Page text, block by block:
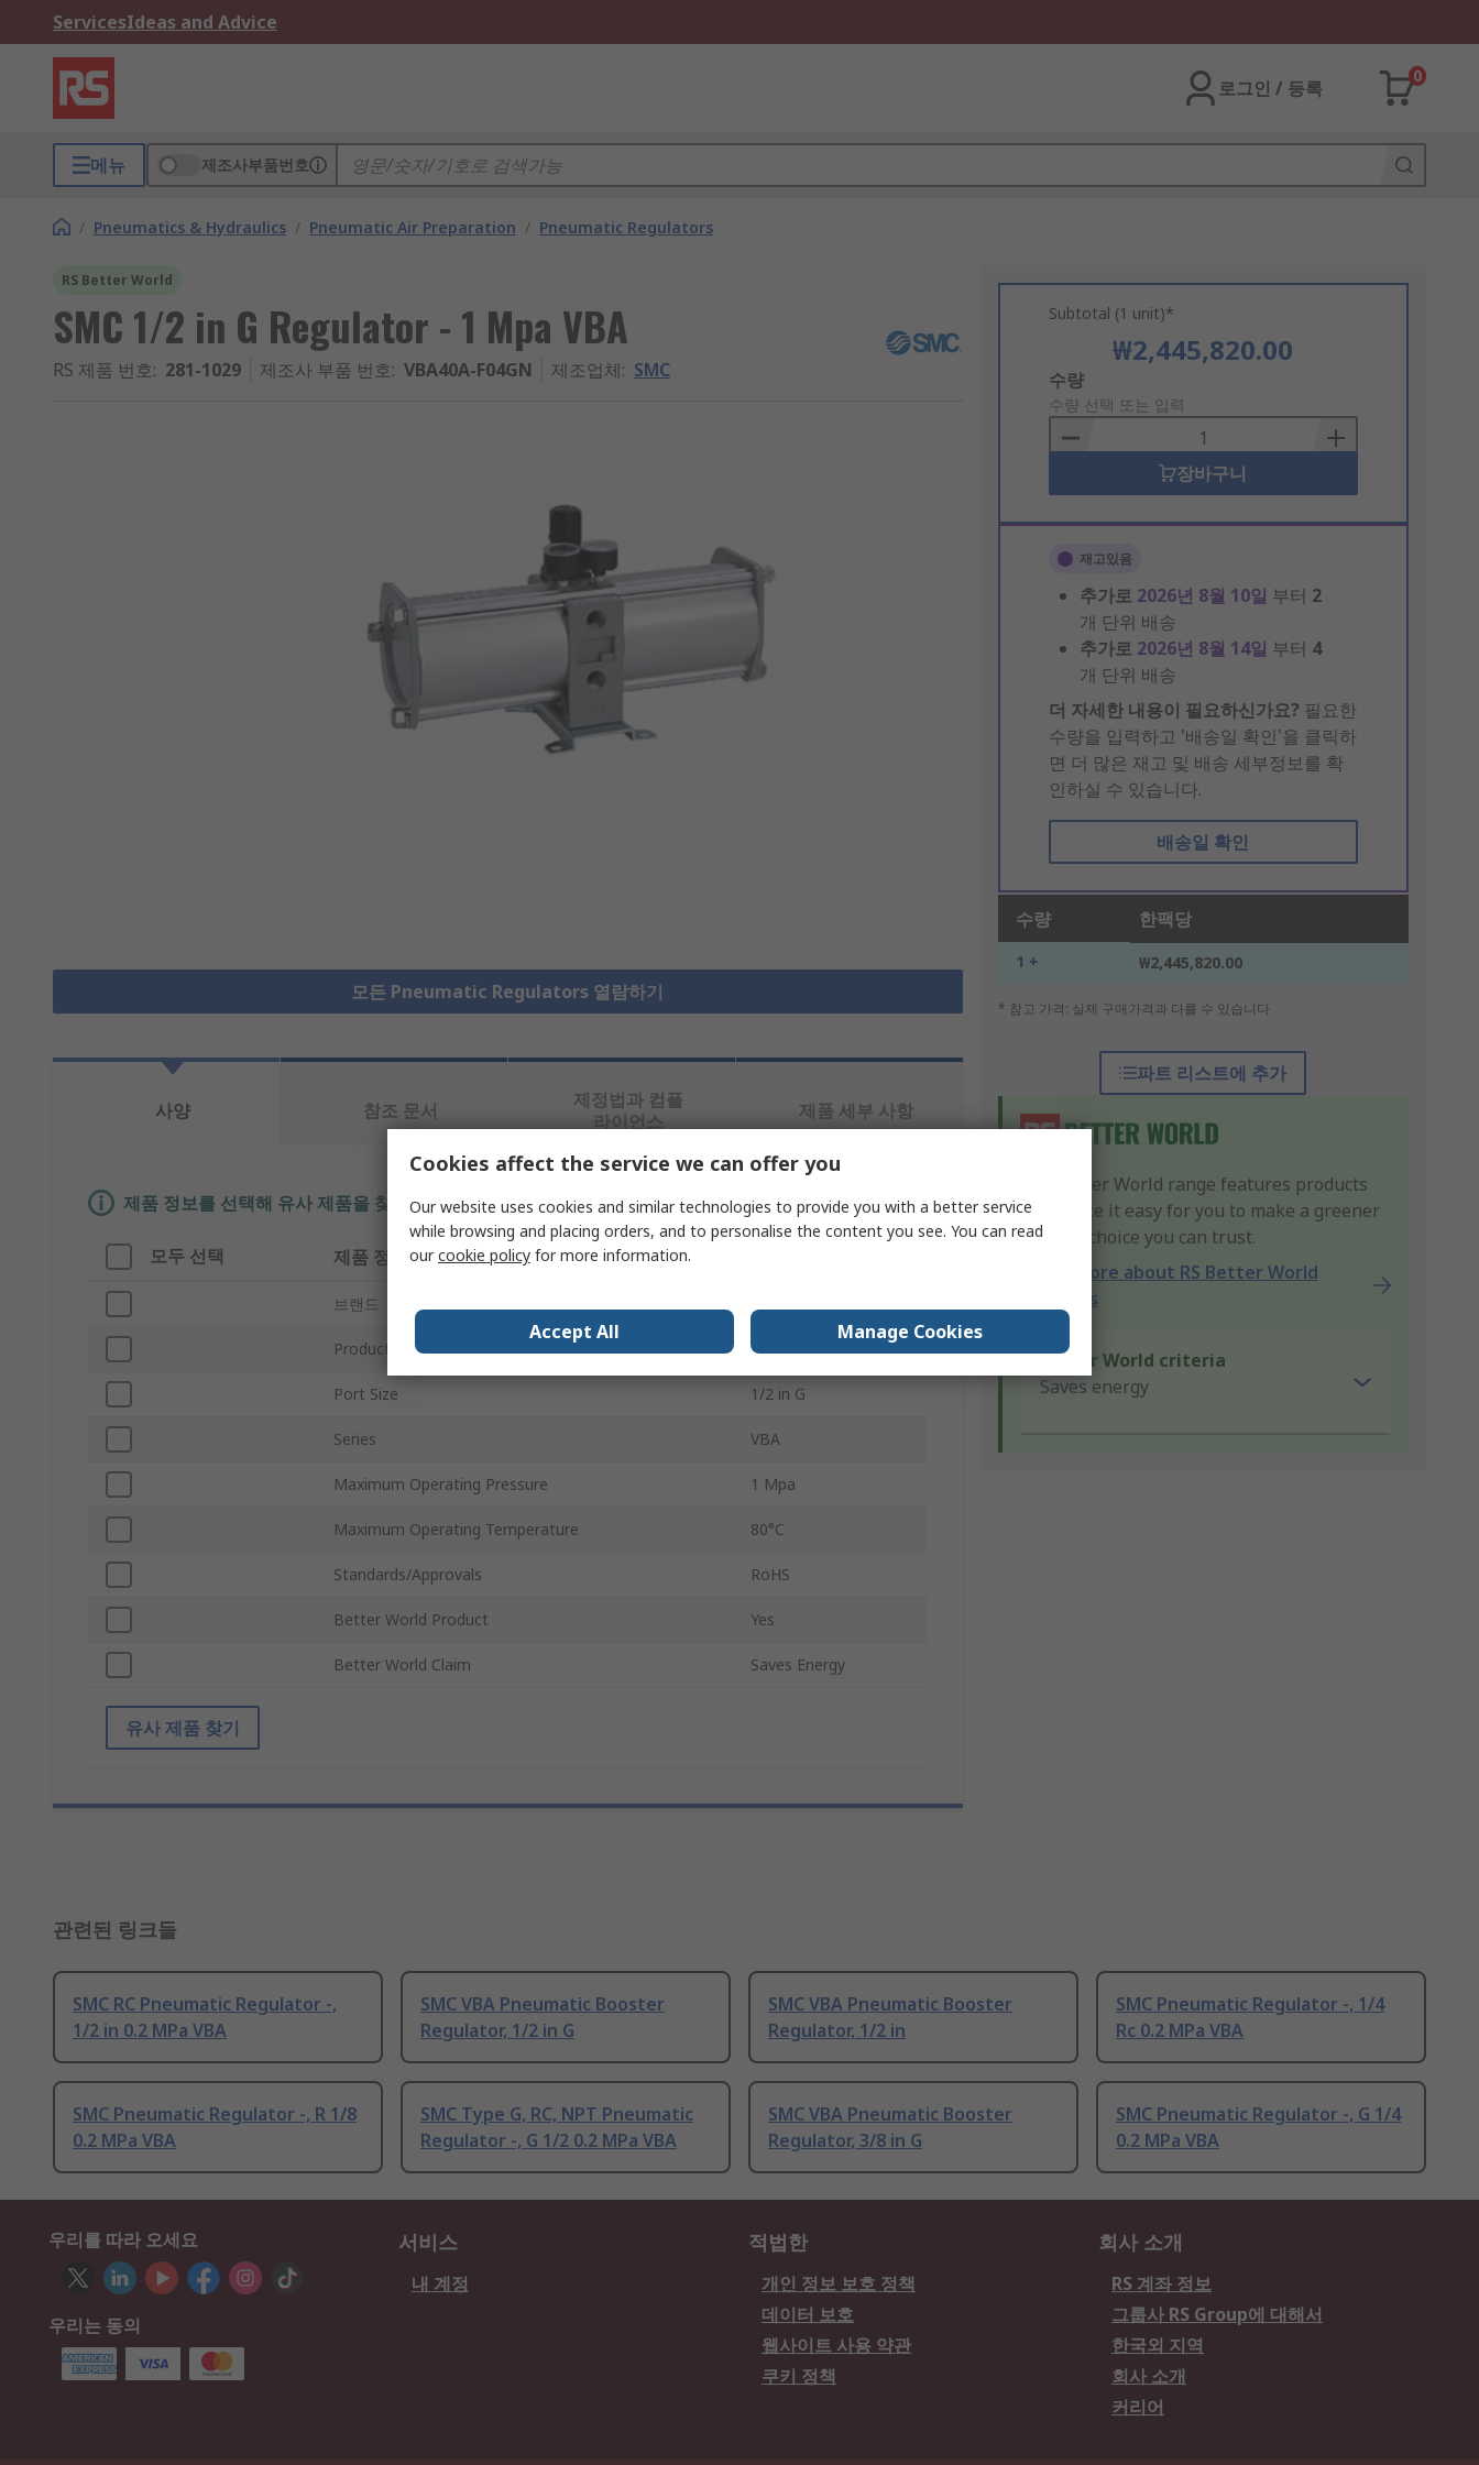
ServicesIdeas and Advice
로그인 / 등록
0
메뉴 제조사부품번호
/ Pneumatics & Hydraulics / Pneumatic Air Preparation / Pneumatic Regulators
RS Better World
SMC 1/2 in G Regulator - 1 Mpa VBA
RS 제품 번호: 281-1029 제조사 부품 번호: VBA40A-F04GN 제조업체: SMC
모든 Pneumatic Regulators 열람하기
Subtotal (1 unit)*
₩2,445,820.00
Add
to
Basket
수량
수량 선택 또는 입력
장바구니
재고있음
추가로 2026년 8월 10일 부터 2
개 단위 배송
추가로 2026년 8월 14일 부터 4
개 단위 배송
더 자세한 내용이 필요하신가요? 필요한
수량을 입력하고 '배송일 확인'을 클릭하
면 더 많은 재고 및 배송 세부정보를 확
인하실 수 있습니다.
배송일 확인
수량 한팩당
1 + ₩2,445,820.00
* 참고 가격: 실제 구매가격과 다를 수 있습니다
파트 리스트에 추가
Our Better World range features products
that make it easy for you to make a greener
product choice you can trust.
Learn more about RS Better World
products
Better World criteria
Saves energy
사양 참조 문서
제정법과 컴플
라이언스
제품 세부 사항
제품 정보를 선택해 유사 제품을 찾기
모두 선택 제품 정보
브랜드
Product Type Regulator
Port Size 1/2 in G
Series VBA
Maximum Operating Pressure 1 Mpa
Maximum Operating Temperature 80°C
Standards/Approvals RoHS
Better World Product Yes
Better World Claim Saves Energy
유사 제품 찾기
관련된 링크들
SMC RC Pneumatic Regulator -,
1/2 in 0.2 MPa VBA
SMC VBA Pneumatic Booster
Regulator, 1/2 in G
SMC VBA Pneumatic Booster
Regulator, 1/2 in
SMC Pneumatic Regulator -, 1/4
Rc 0.2 MPa VBA
SMC Pneumatic Regulator -, R 1/8
0.2 MPa VBA
SMC Type G, RC, NPT Pneumatic
Regulator -, G 1/2 0.2 MPa VBA
SMC VBA Pneumatic Booster
Regulator, 3/8 in G
SMC Pneumatic Regulator -, G 1/4
0.2 MPa VBA
우리를 따라 오세요
우리는 동의
서비스
내 계정
적법한
개인 정보 보호 정책
데이터 보호
웹사이트 사용 약관
쿠키 정책
회사 소개
RS 계좌 정보
그룹사 RS Group에 대해서
한국외 지역
회사 소개
커리어
Cookies affect the service we can offer you
Our website uses cookies and similar technologies to provide you with a better service
while browsing and placing orders, and to personalise the content you see. You can read
ourcookie policy for more information.
Accept All Manage Cookies